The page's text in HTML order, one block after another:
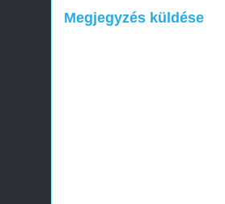
Megjegyzés küldése